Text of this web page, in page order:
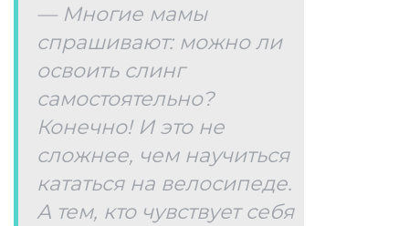
— Многие мамы
спрашивают: можно ли
освоить слинг
самостоятельно?
Конечно! И это не
сложнее, чем научиться
кататься на велосипеде.
А тем, кто чувствует себя